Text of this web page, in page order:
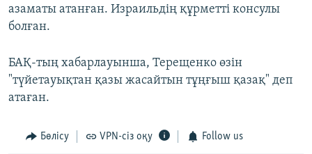
азаматы атанған. Израильдің құрметті консулы
болған.
БАҚ-тың хабарлауынша, Терещенко өзін
"түйетауықтан қазы жасайтын тұңғыш қазақ" деп
атаған.
Бөлісу VPN-сіз оқу Follow us